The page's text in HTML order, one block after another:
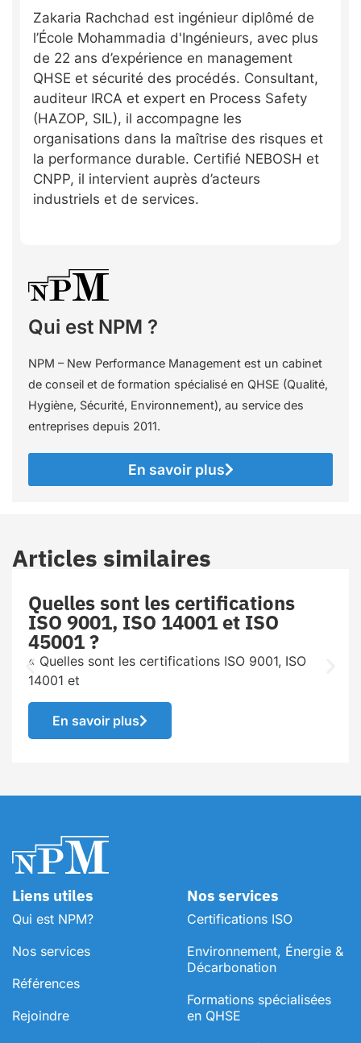
Zakaria Rachchad est ingénieur diplômé de
l’École Mohammadia d'Ingénieurs, avec plus
de 22 ans d’expérience en management
QHSE et sécurité des procédés. Consultant,
auditeur IRCA et expert en Process Safety
(HAZOP, SIL), il accompagne les
organisations dans la maîtrise des risques et
la performance durable. Certifié NEBOSH et
CNPP, il intervient auprès d’acteurs
industriels et de services.
Qui est NPM ?
NPM – New Performance Management est un cabinet
de conseil et de formation spécialisé en QHSE (Qualité,
Hygiène, Sécurité, Environnement), au service des
entreprises depuis 2011.
En savoir plus
Articles similaires
Quelles sont les certifications
ISO 9001, ISO 14001 et ISO
45001 ?
« Quelles sont les certifications ISO 9001, ISO
14001 et
En savoir plus
Liens utiles
Qui est NPM?
Nos services
Références
Rejoindre
Nos services
Certifications ISO
Environnement, Énergie &
Décarbonation
⁠Formations spécialisées
en QHSE